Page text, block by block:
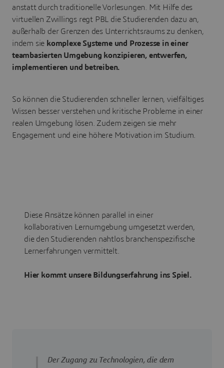
anstatt durch traditionelle Vorlesungen. Mit Hilfe des
virtuellen Zwillings regt PBL die Studierenden dazu an,
außerhalb der Grenzen des Unterrichtsraums zu denken,
indem sie komplexe Systeme und Prozesse in einer
teambasierten Umgebung konzipieren, entwerfen,
implementieren und betreiben.
So können die Studierenden schneller lernen, vielfältiges
Wissen besser verstehen und kritische Probleme in einer
realen Umgebung lösen. Zudem zeigen sie mehr
Engagement und eine höhere Motivation im Studium.
Diese Ansätze können parallel in einer
kollaborativen Lernumgebung umgesetzt werden,
die den Studierenden nahtlos branchenspezifische
Lernerfahrungen vermittelt.
Hier kommt unsere Bildungserfahrung ins Spiel.
Der Zugang zu Technologien, die dem